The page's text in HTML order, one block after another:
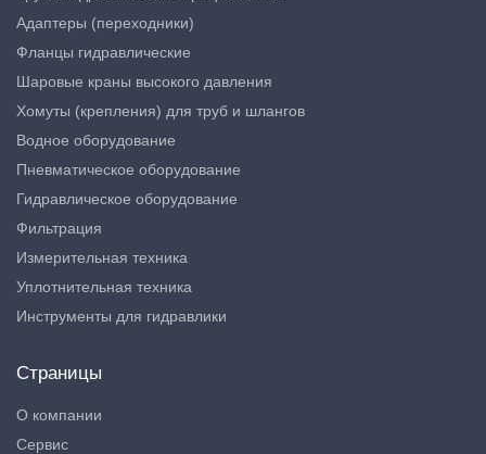
Адаптеры (переходники)
Фланцы гидравлические
Шаровые краны высокого давления
Хомуты (крепления) для труб и шлангов
Водное оборудование
Пневматическое оборудование
Гидравлическое оборудование
Фильтрация
Измерительная техника
Уплотнительная техника
Инструменты для гидравлики
Страницы
О компании
Сервис